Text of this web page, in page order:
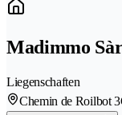
Madimmo
Liegenschaften
Chemin de Roilbot